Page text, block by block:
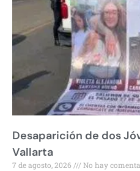
Desaparición de dos
Vallarta
7 de agosto, 2026 No hay